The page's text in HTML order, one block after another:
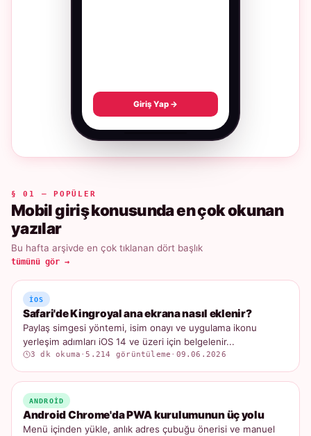
Giriş Yap →
§ 01 — POPÜLER
Mobil giriş konusunda en çok okunan
yazılar
Bu hafta arşivde en çok tıklanan dört başlık
tümünü gör →
IOS
Safari'de Kingroyal ana ekrana nasıl eklenir?
Paylaş simgesi yöntemi, isim onayı ve uygulama ikonu
yerleşim adımları iOS 14 ve üzeri için belgelenir...
3 dk okuma ·5.214 görüntüleme · 09.06.2026
ANDROID
Android Chrome'da PWA kurulumunun üç yolu
Menü içinden yükle, anlık adres çubuğu önerisi ve manuel